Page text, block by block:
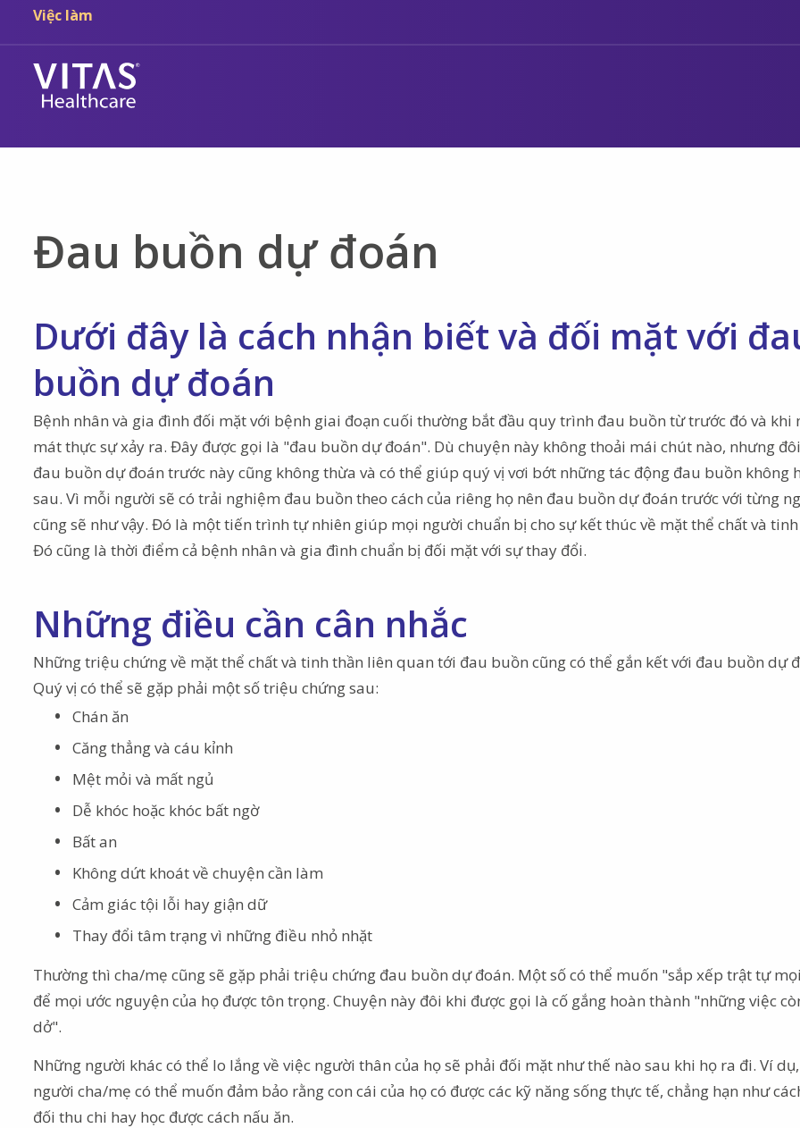
Chuyển đến nội dung chính
Chuyển đến điều hướng
Việc làm
Đau buồn dự đoán
Dưới đây là cách nhận biết và đối mặt với
buồn dự đoán
Bệnh nhân và gia đình đối mặt với bệnh giai đoạn cuối thường bắt đầu quy trình đau buồn từ trước đó và khi
mát thực sự xảy ra. Đây được gọi là "đau buồn dự đoán". Dù chuyện này không thoải mái chút nào, nhưng
đau buồn dự đoán trước này cũng không thừa và có thể giúp quý vị vơi bớt những tác động đau buồn không
sau. Vì mỗi người sẽ có trải nghiệm đau buồn theo cách của riêng họ nên đau buồn dự đoán trước với từng
cũng sẽ như vậy. Đó là một tiến trình tự nhiên giúp mọi người chuẩn bị cho sự kết thúc về mặt thể chất và
Đó cũng là thời điểm cả bệnh nhân và gia đình chuẩn bị đối mặt với sự thay đổi.
Những điều cần cân nhắc
Những triệu chứng về mặt thể chất và tinh thần liên quan tới đau buồn cũng có thể gắn kết với đau buồn dự
Quý vị có thể sẽ gặp phải một số triệu chứng sau:
Chán ăn
Căng thẳng và cáu kỉnh
Mệt mỏi và mất ngủ
Dễ khóc hoặc khóc bất ngờ
Bất an
Không dứt khoát về chuyện cần làm
Cảm giác tội lỗi hay giận dữ
Thay đổi tâm trạng vì những điều nhỏ nhặt
Thường thì cha/mẹ cũng sẽ gặp phải triệu chứng đau buồn dự đoán. Một số có thể muốn "sắp xếp trật tự
để mọi ước nguyện của họ được tôn trọng. Chuyện này đôi khi được gọi là cố gắng hoàn thành "những việc
dở".
Những người khác có thể lo lắng về việc người thân của họ sẽ phải đối mặt như thế nào sau khi họ ra đi. Ví
người cha/mẹ có thể muốn đảm bảo rằng con cái của họ có được các kỹ năng sống thực tế, chẳng hạn như
đối thu chi hay học được cách nấu ăn.